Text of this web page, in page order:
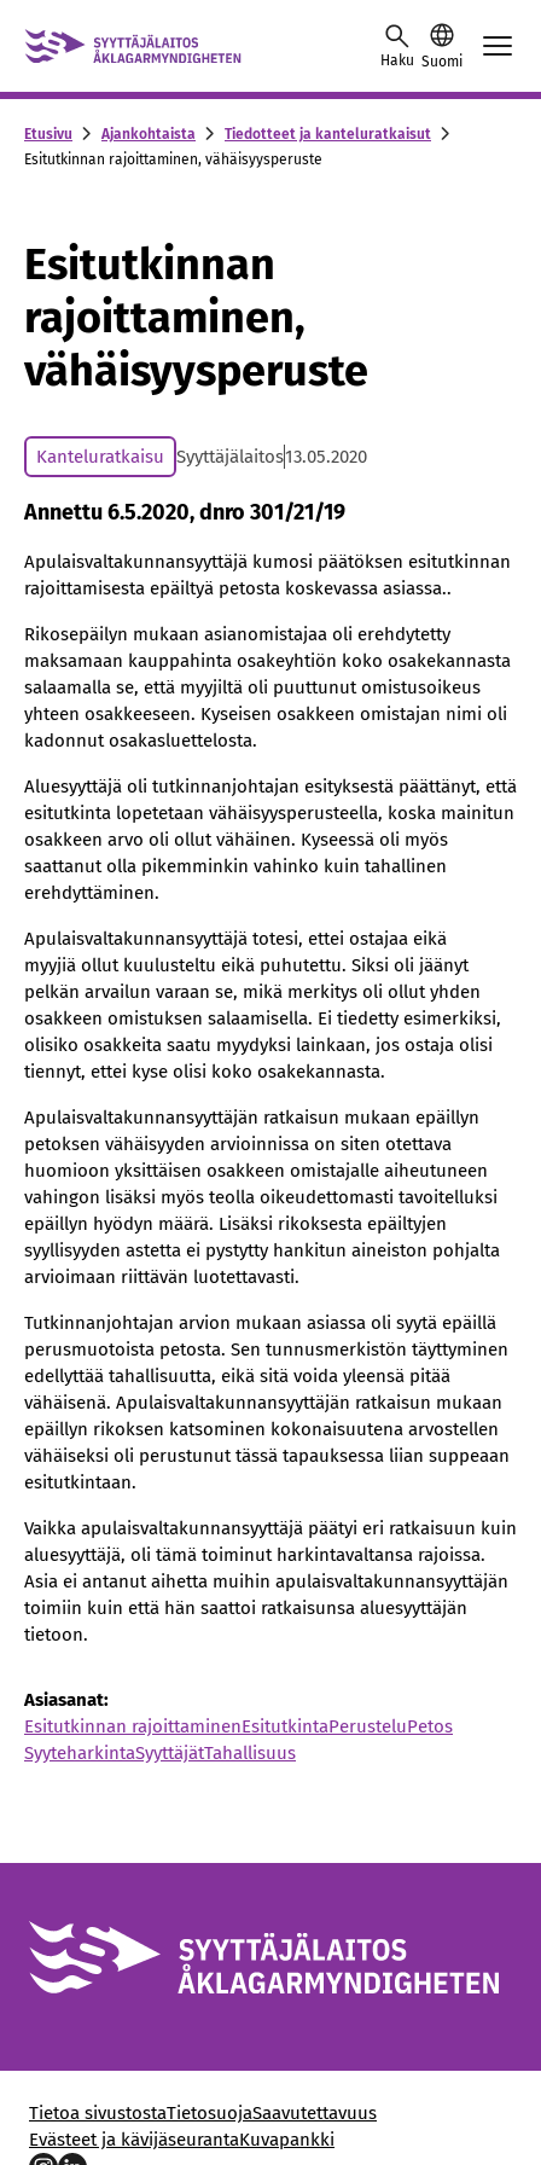
Skip to content -saavutettavuusohje
Haku Suomi
Etusivu Ajankohtaista
Tiedotteet ja kanteluratkaisut
Esitutkinnan rajoittaminen, vähäisyysperuste
Esitutkinnan
rajoittaminen,
vähäisyysperuste
Kanteluratkaisu Syyttäjälaitos13.05.2020
Annettu 6.5.2020, dnro 301/21/19
Apulaisvaltakunnansyyttäjä kumosi päätöksen esitutkinnan
rajoittamisesta epäiltyä petosta koskevassa asiassa..
Rikosepäilyn mukaan asianomistajaa oli erehdytetty
maksamaan kauppahinta osakeyhtiön koko osakekannasta
salaamalla se, että myyjiltä oli puuttunut omistusoikeus
yhteen osakkeeseen. Kyseisen osakkeen omistajan nimi oli
kadonnut osakasluettelosta.
Aluesyyttäjä oli tutkinnanjohtajan esityksestä päättänyt, että
esitutkinta lopetetaan vähäisyysperusteella, koska mainitun
osakkeen arvo oli ollut vähäinen. Kyseessä oli myös
saattanut olla pikemminkin vahinko kuin tahallinen
erehdyttäminen.
Apulaisvaltakunnansyyttäjä totesi, ettei ostajaa eikä
myyjiä ollut kuulusteltu eikä puhutettu. Siksi oli jäänyt
pelkän arvailun varaan se, mikä merkitys oli ollut yhden
osakkeen omistuksen salaamisella. Ei tiedetty esimerkiksi,
olisiko osakkeita saatu myydyksi lainkaan, jos ostaja olisi
tiennyt, ettei kyse olisi koko osakekannasta.
Apulaisvaltakunnansyyttäjän ratkaisun mukaan epäillyn
petoksen vähäisyyden arvioinnissa on siten otettava
huomioon yksittäisen osakkeen omistajalle aiheutuneen
vahingon lisäksi myös teolla oikeudettomasti tavoitelluksi
epäillyn hyödyn määrä. Lisäksi rikoksesta epäiltyjen
syyllisyyden astetta ei pystytty hankitun aineiston pohjalta
arvioimaan riittävän luotettavasti.
Tutkinnanjohtajan arvion mukaan asiassa oli syytä epäillä
perusmuotoista petosta. Sen tunnusmerkistön täyttyminen
edellyttää tahallisuutta, eikä sitä voida yleensä pitää
vähäisenä. Apulaisvaltakunnansyyttäjän ratkaisun mukaan
epäillyn rikoksen katsominen kokonaisuutena arvostellen
vähäiseksi oli perustunut tässä tapauksessa liian suppeaan
esitutkintaan.
Vaikka apulaisvaltakunnansyyttäjä päätyi eri ratkaisuun kuin
aluesyyttäjä, oli tämä toiminut harkintavaltansa rajoissa.
Asia ei antanut aihetta muihin apulaisvaltakunnansyyttäjän
toimiin kuin että hän saattoi ratkaisunsa aluesyyttäjän
tietoon.
Asiasanat:
Esitutkinnan rajoittaminenEsitutkintaPerusteluPetos
SyyteharkintaSyyttäjätTahallisuus
Tietoa sivustostaTietosuojaSaavutettavuus
Evästeet ja kävijäseurantaKuvapankki